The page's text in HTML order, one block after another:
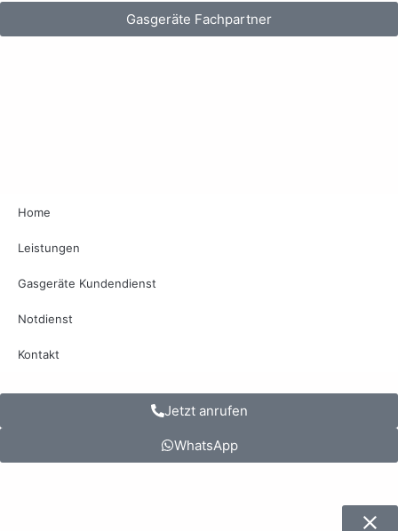
Gasgeräte Fachpartner
Home
Leistungen
Gasgeräte Kundendienst
Notdienst
Kontakt
Jetzt anrufen
WhatsApp